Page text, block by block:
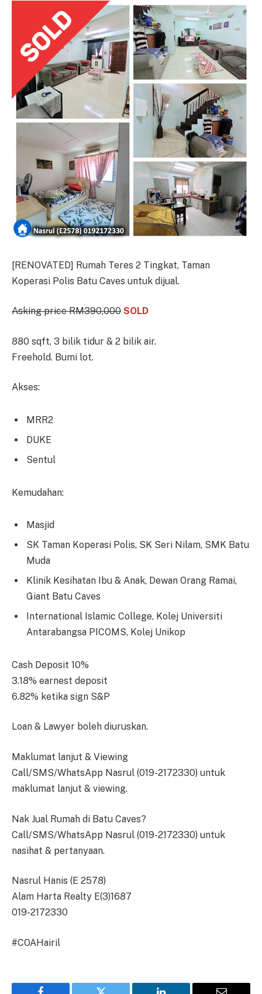
[RENOVATED] Rumah Teres 2 Tingkat, Taman
Koperasi Polis Batu Caves untuk dijual.
Asking price RM390,000 SOLD
880 sqft, 3 bilik tidur & 2 bilik air.
Freehold. Bumi lot.
Akses:
MRR2
DUKE
Sentul
Kemudahan:
Masjid
SK Taman Koperasi Polis, SK Seri Nilam, SMK Batu
Muda
Klinik Kesihatan Ibu & Anak, Dewan Orang Ramai,
Giant Batu Caves
International Islamic College, Kolej Universiti
Antarabangsa PICOMS, Kolej Unikop
Cash Deposit 10%
3.18% earnest deposit
6.82% ketika sign S&P
Loan & Lawyer boleh diuruskan.
Maklumat lanjut & Viewing
Call/SMS/WhatsApp Nasrul (019-2172330) untuk
maklumat lanjut & viewing.
Nak Jual Rumah di Batu Caves?
Call/SMS/WhatsApp Nasrul (019-2172330) untuk
nasihat & pertanyaan.
Nasrul Hanis (E 2578)
Alam Harta Realty E(3)1687
019-2172330
#COAHairil